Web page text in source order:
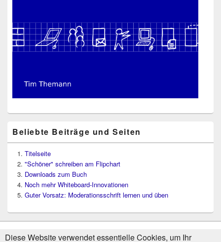
Beliebte Beiträge und Seiten
Titelseite
"Schöner" schreiben am Flipchart
Downloads zum Buch
Noch mehr Whiteboard-Innovationen
Guter Vorsatz: Moderationsschrift lernen und üben
Diese Website verwendet essentielle Cookies, um Ihr